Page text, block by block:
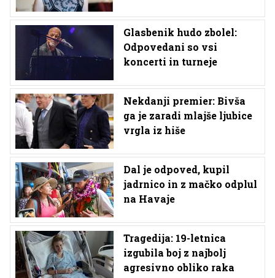
Glasbenik hudo zbolel:
Odpovedani so vsi
koncerti in turneje
Nekdanji premier: Bivša
ga je zaradi mlajše ljubice
vrgla iz hiše
Dal je odpoved, kupil
jadrnico in z mačko odplul
na Havaje
Tragedija: 19-letnica
izgubila boj z najbolj
agresivno obliko raka